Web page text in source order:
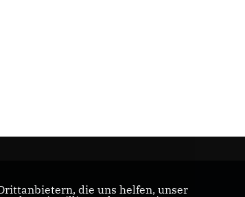
die uns helfen, unser